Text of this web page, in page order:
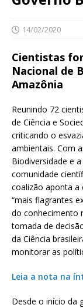
14/02/2020
Cientistas
Nacional de
Amazônia
Reunindo 72
de Ciência e
criticando o
ambientais. Com
Biodiversidade e
comunidade
coalizão aponta a
“mais flagrantes
do conhecimento
tomada de
da Ciência
monitorar as
Leia a nota na
Desde o início da